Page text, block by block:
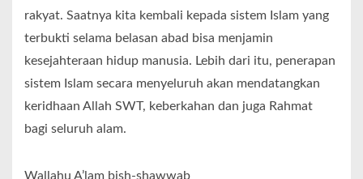
rakyat. Saatnya kita kembali kepada sistem Islam yang
terbukti selama belasan abad bisa menjamin
kesejahteraan hidup manusia. Lebih dari itu, penerapan
sistem Islam secara menyeluruh akan mendatangkan
keridhaan Allah SWT, keberkahan dan juga Rahmat
bagi seluruh alam.
Wallahu A’lam bish-shawwab